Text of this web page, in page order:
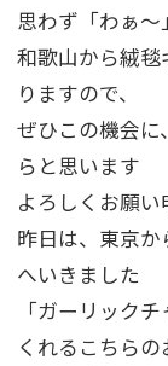
思わず「わぁ
和歌山から絨
りますので、
ぜひこの機会
らと思います
よろしくお願
昨日は、東京
へいきました
「ガーリック
くれるこちらの